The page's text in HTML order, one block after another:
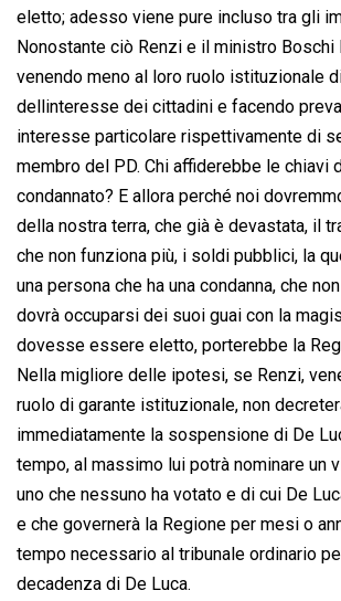
eletto; adesso viene pure incluso tra gli
Nonostante ciò Renzi e il ministro Boschi
venendo meno al loro ruolo istituzionale
dellinteresse dei cittadini e facendo
interesse particolare rispettivamente di
membro del PD. Chi affiderebbe le chiavi
condannato? E allora perché noi
della nostra terra, che già è devastata, il
che non funziona più, i soldi pubblici, la
una persona che ha una condanna, che
dovrà occuparsi dei suoi guai con la
dovesse essere eletto, porterebbe la
Nella migliore delle ipotesi, se Renzi,
ruolo di garante istituzionale, non
immediatamente la sospensione di De
tempo, al massimo lui potrà nominare un
uno che nessuno ha votato e di cui De
e che governerà la Regione per mesi o
tempo necessario al tribunale ordinario
decadenza di De Luca.